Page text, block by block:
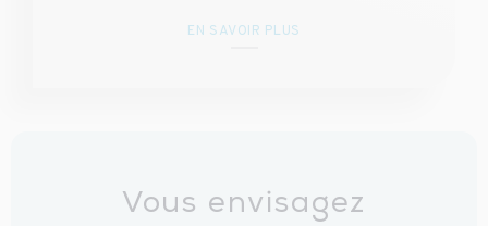
EN SAVOIR PLUS
Vous envisagez